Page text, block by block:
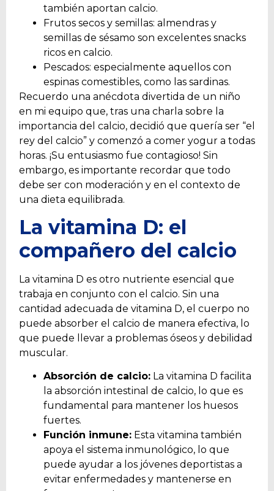
también aportan calcio.
Frutos secos y semillas: almendras y
semillas de sésamo son excelentes snacks
ricos en calcio.
Pescados: especialmente aquellos con
espinas comestibles, como las sardinas.
Recuerdo una anécdota divertida de un niño
en mi equipo que, tras una charla sobre la
importancia del calcio, decidió que quería ser “el
rey del calcio” y comenzó a comer yogur a todas
horas. ¡Su entusiasmo fue contagioso! Sin
embargo, es importante recordar que todo
debe ser con moderación y en el contexto de
una dieta equilibrada.
La vitamina D: el
compañero del calcio
La vitamina D es otro nutriente esencial que
trabaja en conjunto con el calcio. Sin una
cantidad adecuada de vitamina D, el cuerpo no
puede absorber el calcio de manera efectiva, lo
que puede llevar a problemas óseos y debilidad
muscular.
Absorción de calcio: La vitamina D facilita
la absorción intestinal de calcio, lo que es
fundamental para mantener los huesos
fuertes.
Función inmune: Esta vitamina también
apoya el sistema inmunológico, lo que
puede ayudar a los jóvenes deportistas a
evitar enfermedades y mantenerse en